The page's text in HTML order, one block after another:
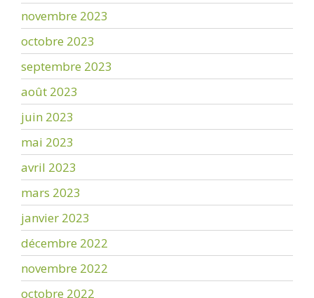
novembre 2023
octobre 2023
septembre 2023
août 2023
juin 2023
mai 2023
avril 2023
mars 2023
janvier 2023
décembre 2022
novembre 2022
octobre 2022